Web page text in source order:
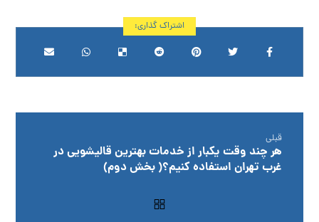
قبلی
هر چند وقت یکبار از خدمات بهترین قالیشویی در
غرب تهران استفاده کنیم؟( بخش دوم)